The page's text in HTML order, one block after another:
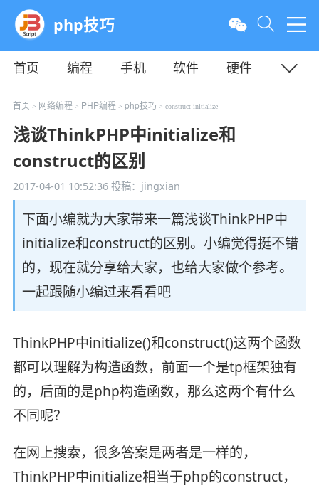
php技巧
首页 编程 手机 软件
硬件
教程
平面 服务器
首页 > 网络编程 > PHP编程 > php技巧 > construct initialize
浅谈ThinkPHP中initialize和
construct的区别
2017-04-01 10:52:36投稿：jingxian
下面小编就为大家带来一篇浅谈ThinkPHP中
initialize和construct的区别。小编觉得挺不错
的，现在就分享给大家，也给大家做个参考。
一起跟随小编过来看看吧
ThinkPHP中initialize()和construct()这两个函数
都可以理解为构造函数，前面一个是tp框架独有
的，后面的是php构造函数，那么这两个有什么
不同呢？
在网上搜索，很多答案是两者是一样的，
ThinkPHP中initialize相当于php的construct，